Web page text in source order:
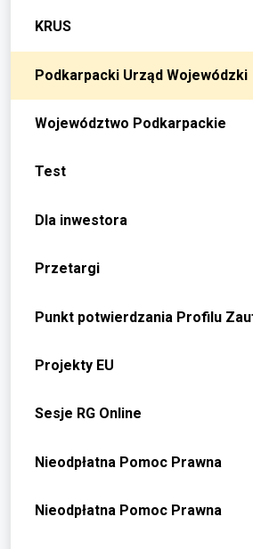
KRUS
Podkarpacki Urząd Wojewódzki
Województwo Podkarpackie
Test
Dla inwestora
Przetargi
Punkt potwierdzania Profilu
Projekty EU
Sesje RG Online
Nieodpłatna Pomoc Prawna
Nieodpłatna Pomoc Prawna